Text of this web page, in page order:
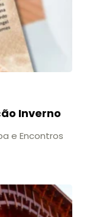
Inverno
e Encontros